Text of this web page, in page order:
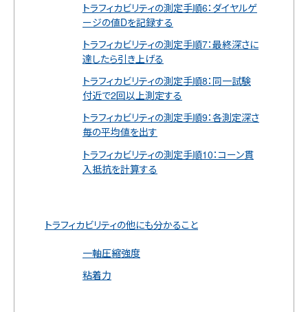
トラフィカビリティの測定手順6：ダイヤルゲ
ージの値Dを記録する
トラフィカビリティの測定手順7：最終深さに
達したら引き上げる
トラフィカビリティの測定手順8：同一試験
付近で2回以上測定する
トラフィカビリティの測定手順9：各測定深さ
毎の平均値を出す
トラフィカビリティの測定手順10：コーン貫
入抵抗を計算する
トラフィカビリティの他にも分かること
一軸圧縮強度
粘着力